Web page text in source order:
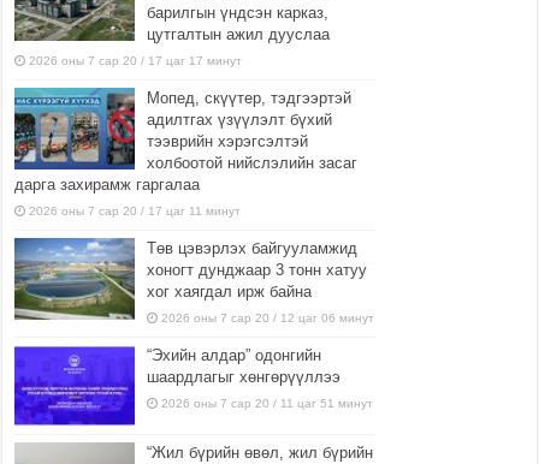
барилгын үндсэн карказ,
цутгалтын ажил дууслаа
2026 оны 7 сар 20 / 17 цаг 17 минут
Мопед, скүүтер, тэдгээртэй
адилтгах үзүүлэлт бүхий
тээврийн хэрэгсэлтэй
холбоотой нийслэлийн засаг
дарга захирамж гаргалаа
2026 оны 7 сар 20 / 17 цаг 11 минут
Төв цэвэрлэх байгууламжид
хоногт дунджаар 3 тонн хатуу
хог хаягдал ирж байна
2026 оны 7 сар 20 / 12 цаг 06 минут
“Эхийн алдар” одонгийн
шаардлагыг хөнгөрүүллээ
2026 оны 7 сар 20 / 11 цаг 51 минут
“Жил бүрийн өвөл, жил бүрийн